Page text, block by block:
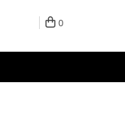
0